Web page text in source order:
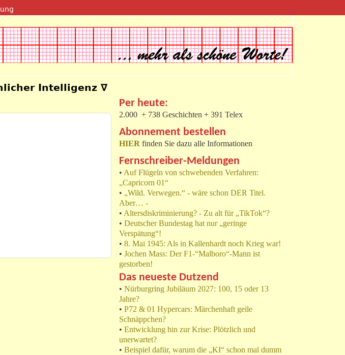
Intelligenz ∇
Per heute:
2.000 + 738 Geschichten + 391 Telex
Abonnement bestellen
HIER finden Sie dazu alle Informationen
Fernschreiber-Meldungen
• Auf Flügeln von schwebenden Verfahren:
„Capricorn 01“
• „Wild. Verwegen.“ - wäre schon DER Titel.
Aber… -
• Altersdiskriminierung? - Zu alt für „TikTok“?
• Deutscher Bundestag hat nur „geringe
Verspätung“!
• 8. Mai 1945: Als in Kallenhardt noch Krieg war!
• Jochen Mass: Der F1-“Malboro“-Mann ist
gestorben!
Das neueste Dutzend
• Nürburgring Jubiläum 2027: 100, 15 oder 13
Jahre?
• P72 & 01 Hypercars: Märchenhaft geile
Schnäppchen?
• Entwicklung hin zur Krise: Plötzlich und
unerwartet?
• Beispiel dafür, warum die „KI“ schon mal dumm